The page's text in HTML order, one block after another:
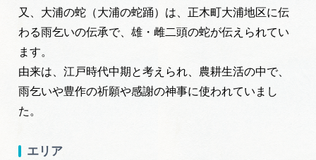
又、大浦の蛇（大浦の蛇踊）は、正木町大浦地区に伝
わる雨乞いの伝承で、雄・雌二頭の蛇が伝えられてい
ます。
由来は、江戸時代中期と考えられ、農耕生活の中で、
雨乞いや豊作の祈願や感謝の神事に使われていまし
た。
エリア